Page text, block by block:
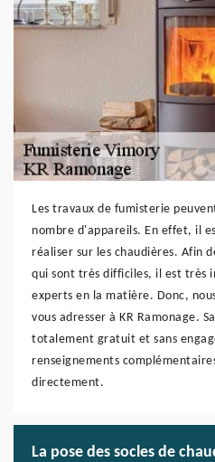
Les travaux de fumisterie
nombre d'appareils. En effet, il
réaliser sur les chaudières. Afin
qui sont très difficiles, il est très
experts en la matière. Donc,
vous adresser à KR Ramonage.
totalement gratuit et sans
renseignements
directement.
La pose des socles de